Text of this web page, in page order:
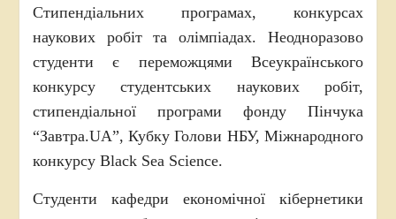
Стипендіальних програмах, конкурсах
наукових робіт та олімпіадах. Неодноразово
студенти є переможцями Всеукраїнського
конкурсу студентських наукових робіт,
стипендіальної програми фонду Пінчука
“Завтра.UA”, Кубку Голови НБУ, Міжнародного
конкурсу Black Sea Science.
Студенти кафедри економічної кібернетики